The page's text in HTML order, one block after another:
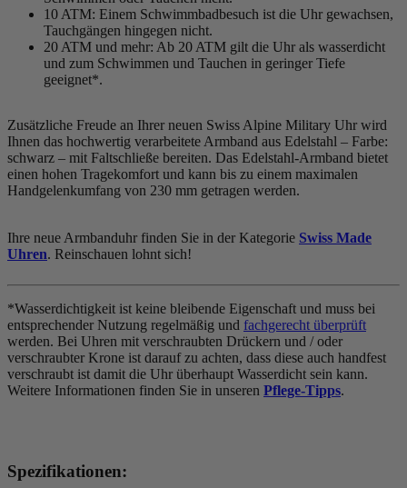
10 ATM: Einem Schwimmbadbesuch ist die Uhr gewachsen,
Tauchgängen hingegen nicht.
20 ATM und mehr: Ab 20 ATM gilt die Uhr als wasserdicht
und zum Schwimmen und Tauchen in geringer Tiefe
geeignet*.
Zusätzliche Freude an Ihrer neuen Swiss Alpine Military Uhr wird
Ihnen das hochwertig verarbeitete Armband aus Edelstahl – Farbe:
schwarz – mit Faltschließe bereiten. Das Edelstahl-Armband bietet
einen hohen Tragekomfort und kann bis zu einem maximalen
Handgelenkumfang von 230 mm getragen werden.
Ihre neue Armbanduhr finden Sie in der Kategorie Swiss Made
Uhren. Reinschauen lohnt sich!
*Wasserdichtigkeit ist keine bleibende Eigenschaft und muss bei
entsprechender Nutzung regelmäßig und fachgerecht überprüft
werden. Bei Uhren mit verschraubten Drückern und / oder
verschraubter Krone ist darauf zu achten, dass diese auch handfest
verschraubt ist damit die Uhr überhaupt Wasserdicht sein kann.
Weitere Informationen finden Sie in unseren Pflege-Tipps.
Spezifikationen: